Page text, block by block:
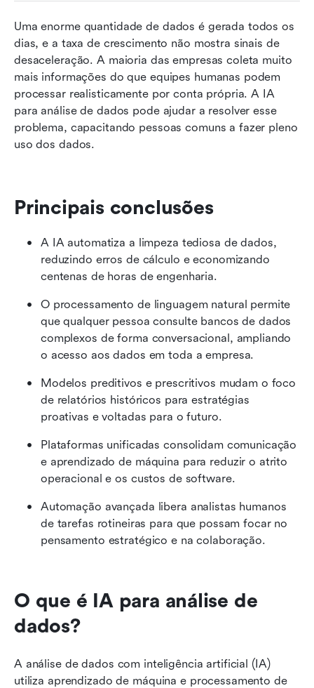
Uma enorme quantidade de dados é gerada todos os
dias, e a taxa de crescimento não mostra sinais de
desaceleração. A maioria das empresas coleta muito
mais informações do que equipes humanas podem
processar realisticamente por conta própria. A IA
para análise de dados pode ajudar a resolver esse
problema, capacitando pessoas comuns a fazer pleno
uso dos dados.
Principais conclusões
A IA automatiza a limpeza tediosa de dados,
reduzindo erros de cálculo e economizando
centenas de horas de engenharia.
O processamento de linguagem natural permite
que qualquer pessoa consulte bancos de dados
complexos de forma conversacional, ampliando
o acesso aos dados em toda a empresa.
Modelos preditivos e prescritivos mudam o foco
de relatórios históricos para estratégias
proativas e voltadas para o futuro.
Plataformas unificadas consolidam comunicação
e aprendizado de máquina para reduzir o atrito
operacional e os custos de software.
Automação avançada libera analistas humanos
de tarefas rotineiras para que possam focar no
pensamento estratégico e na colaboração.
O que é IA para análise de
dados?
A análise de dados com inteligência artificial (IA)
utiliza aprendizado de máquina e processamento de
dados?
Quais são os diferentes tipos de análise de
dados com IA?
Ferramentas de IA para análise de dados
Quais são os benefícios da análise de dados
com IA?
Perguntas frequentes